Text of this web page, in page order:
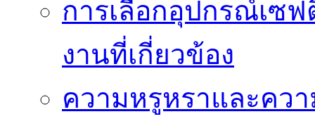
การเลือกอุปกรณ์เซ
งานที่เกี่ยวข้อง
ความหรูหราและคว